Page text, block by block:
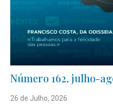
Número 162, julho-
26 de Julho, 2026